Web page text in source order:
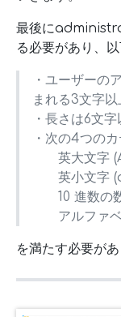
最後に
る必要があり、
・ユーザーの
まれる3文字以
・長さは6文字
・次の4つの
英大文字
英小文字
10 進数の数
アルファベ
を満たす必要があ